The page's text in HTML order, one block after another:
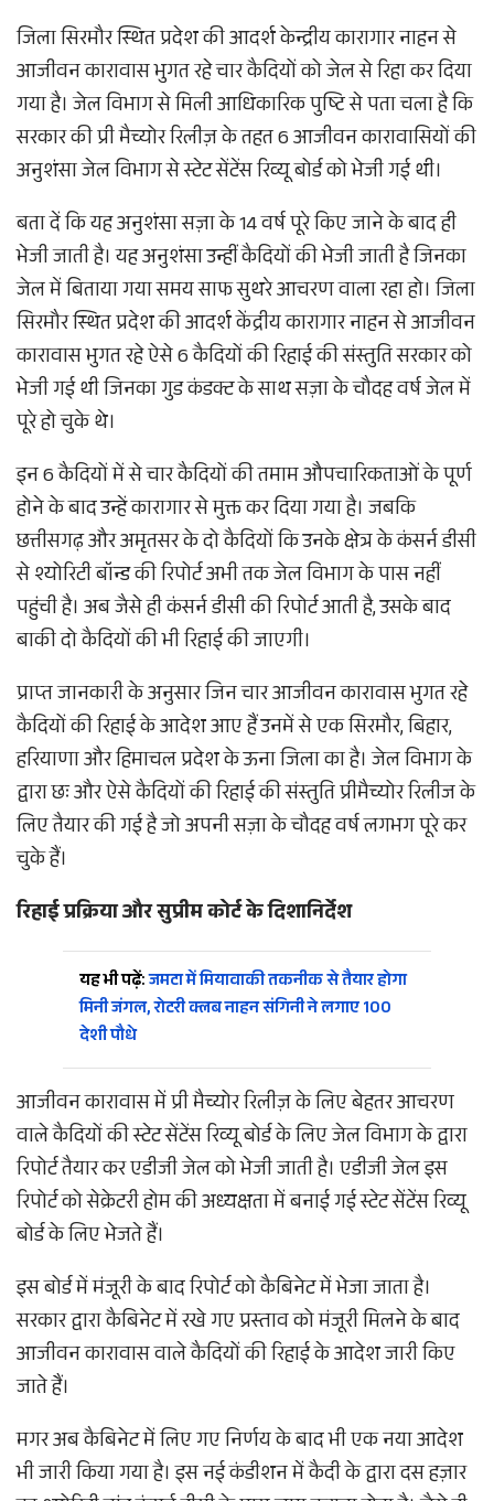
​जिला सिरमौर स्थित प्रदेश की आदर्श केन्द्रीय कारागार नाहन से
आजीवन कारावास भुगत रहे चार कैदियों को जेल से रिहा कर दिया
गया है। जेल विभाग से मिली आधिकारिक पुष्टि से पता चला है कि
सरकार की प्री मैच्योर रिलीज़ के तहत 6 आजीवन कारावासियों की
अनुशंसा जेल विभाग से स्टेट सेंटेंस रिव्यू बोर्ड को भेजी गई थी।
​बता दें कि यह अनुशंसा सज़ा के 14 वर्ष पूरे किए जाने के बाद ही
भेजी जाती है। यह अनुशंसा उन्हीं कैदियों की भेजी जाती है जिनका
जेल में बिताया गया समय साफ सुथरे आचरण वाला रहा हो। जिला
सिरमौर स्थित प्रदेश की आदर्श केंद्रीय कारागार नाहन से आजीवन
कारावास भुगत रहे ऐसे 6 कैदियों की रिहाई की संस्तुति सरकार को
भेजी गई थी जिनका गुड कंडक्ट के साथ सज़ा के चौदह वर्ष जेल में
पूरे हो चुके थे।
​इन 6 कैदियों में से चार कैदियों की तमाम औपचारिकताओं के पूर्ण
होने के बाद उन्हें कारागार से मुक्त कर दिया गया है। जबकि
छत्तीसगढ़ और अमृतसर के दो कैदियों कि उनके क्षेत्र के कंसर्न डीसी
से श्योरिटी बॉन्ड की रिपोर्ट अभी तक जेल विभाग के पास नहीं
पहुंची है। अब जैसे ही कंसर्न डीसी की रिपोर्ट आती है, उसके बाद
बाकी दो कैदियों की भी रिहाई की जाएगी।
​प्राप्त जानकारी के अनुसार जिन चार आजीवन कारावास भुगत रहे
कैदियों की रिहाई के आदेश आए हैं उनमें से एक सिरमौर, बिहार,
हरियाणा और हिमाचल प्रदेश के ऊना जिला का है। जेल विभाग के
द्वारा छः और ऐसे कैदियों की रिहाई की संस्तुति प्रीमैच्योर रिलीज के
लिए तैयार की गई है जो अपनी सज़ा के चौदह वर्ष लगभग पूरे कर
चुके हैं।
​रिहाई प्रक्रिया और सुप्रीम कोर्ट के दिशानिर्देश
यह भी पढ़ें:जमटा में मियावाकी तकनीक से तैयार होगा
मिनी जंगल, रोटरी क्लब नाहन संगिनी ने लगाए 100
देशी पौधे
​आजीवन कारावास में प्री मैच्योर रिलीज़ के लिए बेहतर आचरण
वाले कैदियों की स्टेट सेंटेंस रिव्यू बोर्ड के लिए जेल विभाग के द्वारा
रिपोर्ट तैयार कर एडीजी जेल को भेजी जाती है। एडीजी जेल इस
रिपोर्ट को सेक्रेटरी होम की अध्यक्षता में बनाई गई स्टेट सेंटेंस रिव्यू
बोर्ड के लिए भेजते हैं।
इस बोर्ड में मंजूरी के बाद रिपोर्ट को कैबिनेट में भेजा जाता है।
सरकार द्वारा कैबिनेट में रखे गए प्रस्ताव को मंजूरी मिलने के बाद
आजीवन कारावास वाले कैदियों की रिहाई के आदेश जारी किए
जाते हैं।
​मगर अब कैबिनेट में लिए गए निर्णय के बाद भी एक नया आदेश
भी जारी किया गया है। इस नई कंडीशन में कैदी के द्वारा दस हज़ार